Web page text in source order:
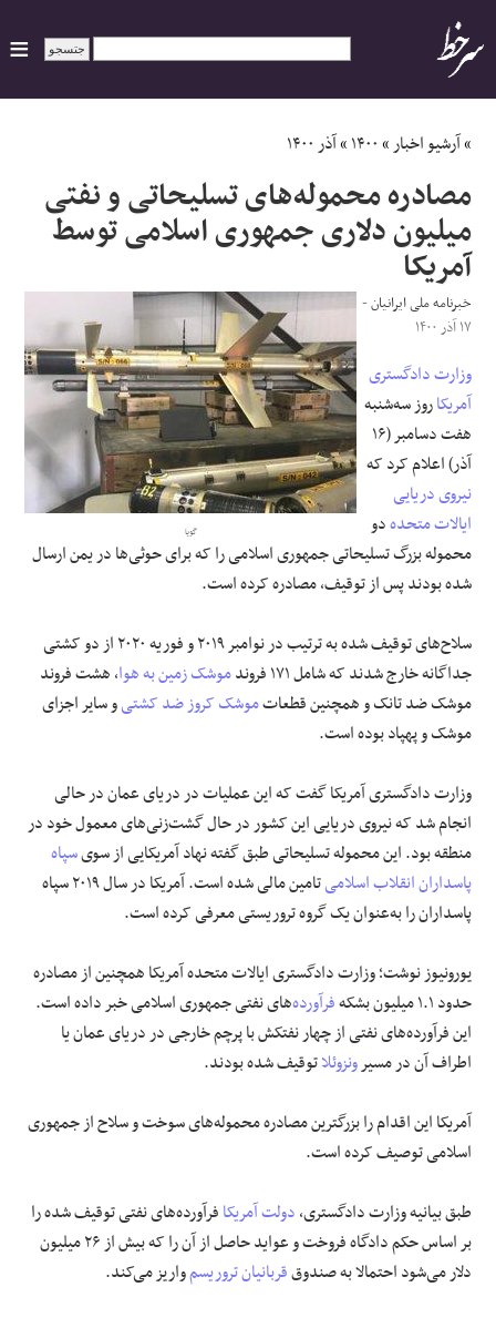
ایران
سیاسی
اقتصاد
ورزشی
جهان
اجتماعی
حوادث
علوم و فن آوری
فرهنگی و هنری
مقالات
»آرشیو اخبار»۱۴۰۰»آذر ۱۴۰۰
مصادره محموله‌های تسلیحاتی و نفتی
میلیون‌ دلاری جمهوری اسلامی توسط
آمریکا
گویا
خبرنامه ملی ایرانیان-
۱۷ آذر ۱۴۰۰
وزارت دادگستری
آمریکاروز سه‌شنبه
هفت دسامبر (۱۶
آذر) اعلام کرد که
نیروی دریایی
ایالات متحدهدو
محموله بزرگ تسلیحاتی جمهوری اسلامی را که برای حوثی‌ها در یمن ارسال
شده بودند پس از توقیف، مصادره کرده است.
سلاح‌های توقیف شده به ترتیب در نوامبر ۲۰۱۹ و فوریه ۲۰۲۰ از دو کشتی
جداگانه خارج شدند که شامل ۱۷۱ فروند
موشک زمین به هوا، هشت فروند
موشک ضد تانک و همچنین قطعاتموشک کروز ضد کشتیو سایر اجزای
موشک و پهپاد بوده است.
وزارت دادگستری آمریکا گفت که این عملیات در دریای عمان در حالی
انجام شد که نیروی دریایی این کشور در حال گشت‌زنی‌های معمول خود در
منطقه بود. این محموله تسلیحاتی طبق گفته نهاد آمریکایی از سویسپاه
پاسداران انقلاب اسلامی
تامین مالی شده است. آمریکا در سال ۲۰۱۹ سپاه
پاسداران را به‌عنوان یک گروه تروریستی معرفی کرده است.
یورونیوز نوشت؛ وزارت دادگستری ایالات متحده آمریکا همچنین از مصادره
حدود ۱.۱ میلیون بشکه
فرآورده‌های نفتی جمهوری اسلامی خبر داده است.
این فرآورده‌های نفتی از چهار نفتکش با پرچم خارجی در دریای عمان یا
اطراف آن در مسیرونزوئلاتوقیف شده‌ بودند.
آمریکا این اقدام را بزرگترین مصادره محموله‌های سوخت و سلاح از جمهوری
اسلامی توصیف کرده است.
طبق بیانیه وزارت دادگستری،دولت آمریکافرآورده‌های نفتی توقیف شده را
بر اساس حکم دادگاه فروخت و عواید حاصل از آن را که بیش از ۲۶ میلیون
دلار می‌شود احتمالا به صندوققربانیان تروریسمواریز می‌کند.